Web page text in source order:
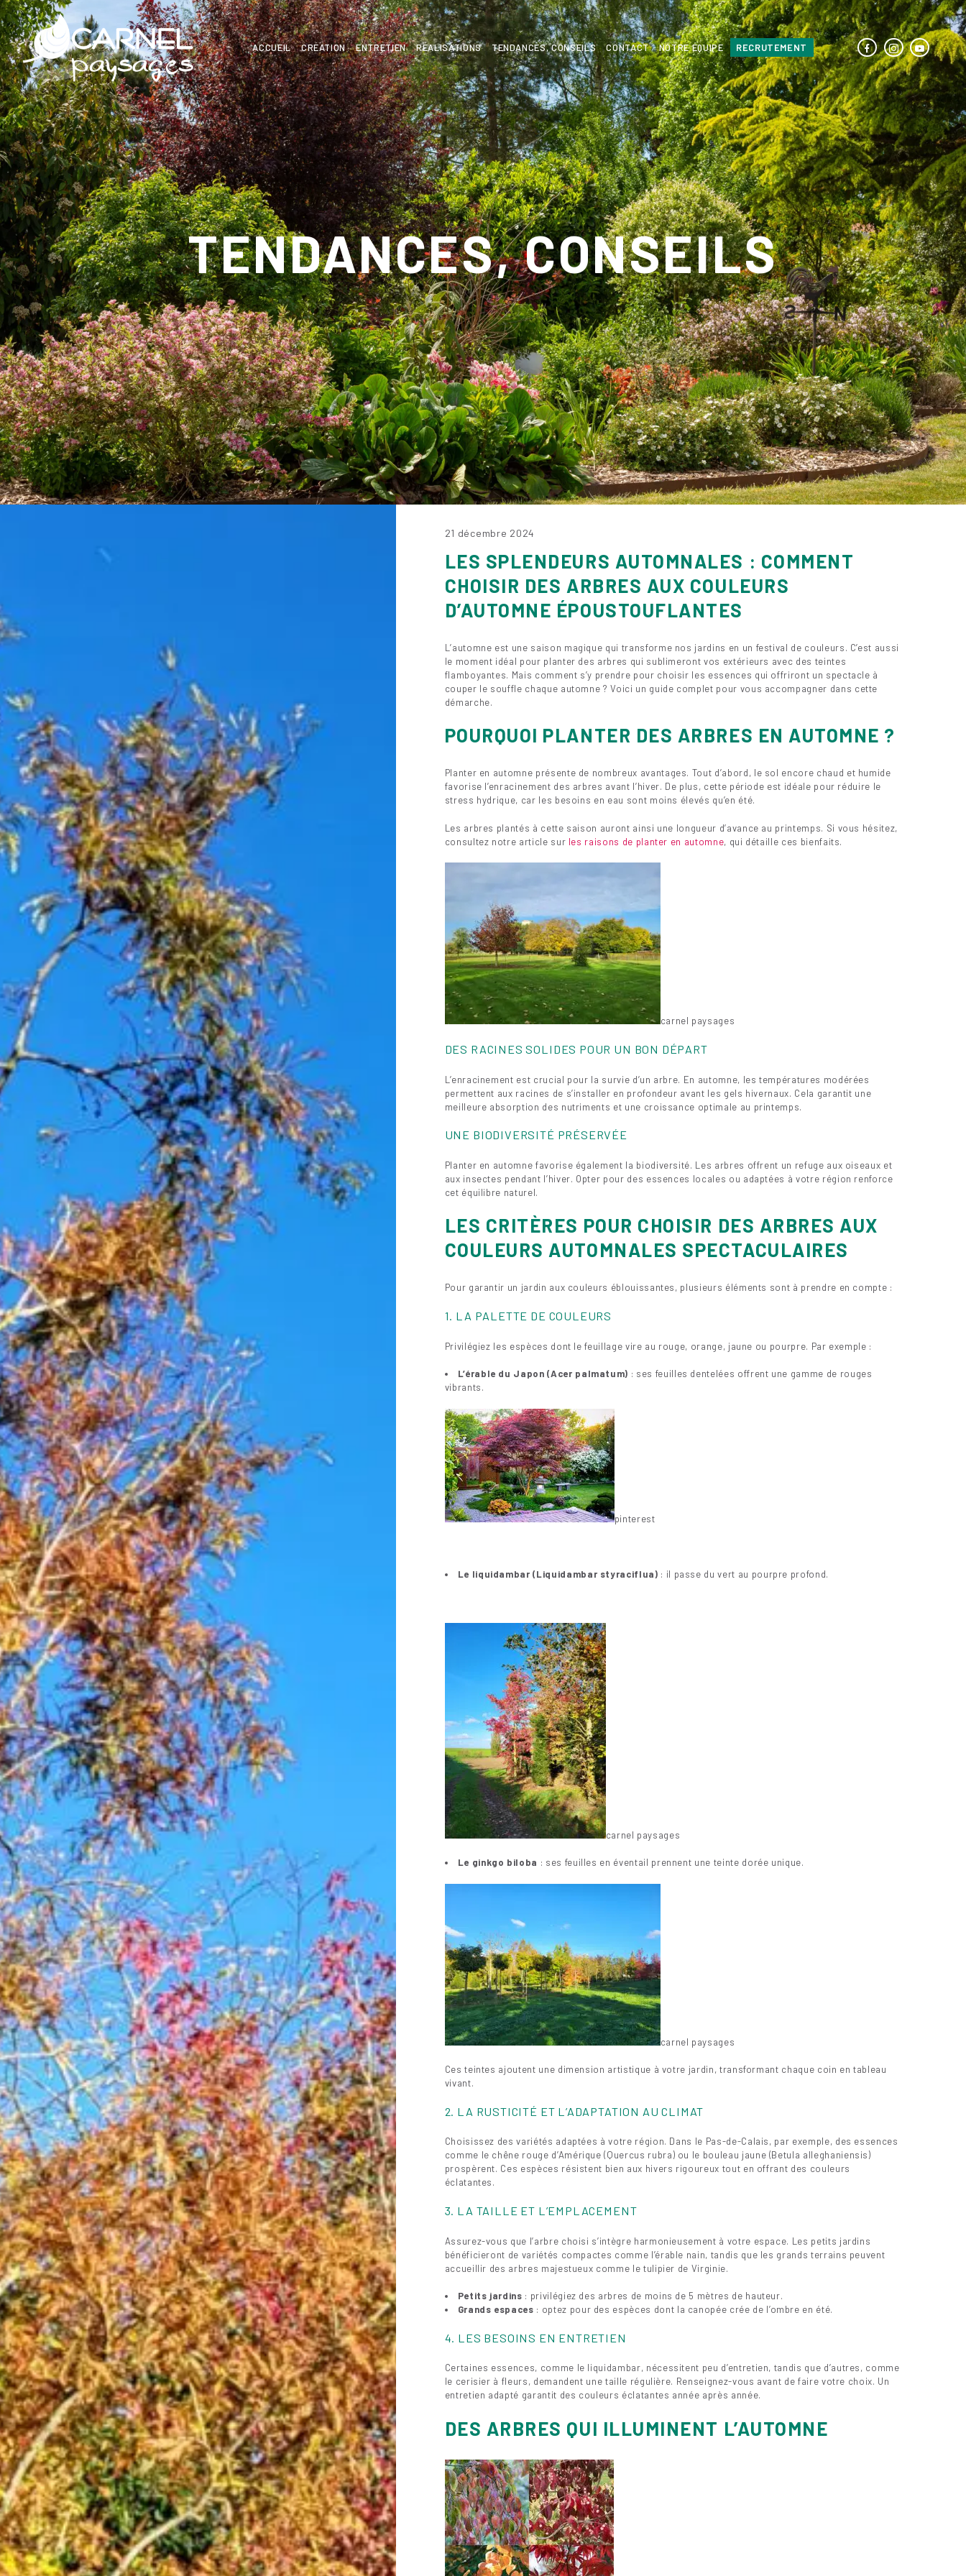
ACCUEIL CRÉATION ENTRETIEN RÉALISATIONS TENDANCES, CONSEILS CONTACT NOTRE ÉQUIPE RECRUTEMENT
TENDANCES, CONSEILS
21 décembre 2024
LES SPLENDEURS AUTOMNALES : COMMENT
CHOISIR DES ARBRES AUX COULEURS
D’AUTOMNE ÉPOUSTOUFLANTES
L’automne est une saison magique qui transforme nos jardins en un festival de couleurs. C’est aussi
le moment idéal pour planter des arbres qui sublimeront vos extérieurs avec des teintes
flamboyantes. Mais comment s’y prendre pour choisir les essences qui offriront un spectacle à
couper le souffle chaque automne ? Voici un guide complet pour vous accompagner dans cette
démarche.
POURQUOI PLANTER DES ARBRES EN AUTOMNE ?
Planter en automne présente de nombreux avantages. Tout d’abord, le sol encore chaud et humide
favorise l’enracinement des arbres avant l’hiver. De plus, cette période est idéale pour réduire le
stress hydrique, car les besoins en eau sont moins élevés qu’en été.
Les arbres plantés à cette saison auront ainsi une longueur d’avance au printemps. Si vous hésitez,
consultez notre article sur les raisons de planter en automne, qui détaille ces bienfaits.
carnel paysages
DES RACINES SOLIDES POUR UN BON DÉPART
L’enracinement est crucial pour la survie d’un arbre. En automne, les températures modérées
permettent aux racines de s’installer en profondeur avant les gels hivernaux. Cela garantit une
meilleure absorption des nutriments et une croissance optimale au printemps.
UNE BIODIVERSITÉ PRÉSERVÉE
Planter en automne favorise également la biodiversité. Les arbres offrent un refuge aux oiseaux et
aux insectes pendant l’hiver. Opter pour des essences locales ou adaptées à votre région renforce
cet équilibre naturel.
LES CRITÈRES POUR CHOISIR DES ARBRES AUX
COULEURS AUTOMNALES SPECTACULAIRES
Pour garantir un jardin aux couleurs éblouissantes, plusieurs éléments sont à prendre en compte :
1. LA PALETTE DE COULEURS
Privilégiez les espèces dont le feuillage vire au rouge, orange, jaune ou pourpre. Par exemple :
L’érable du Japon (Acer palmatum) : ses feuilles dentelées offrent une gamme de rouges
vibrants.
pinterest
Le liquidambar (Liquidambar styraciflua) : il passe du vert au pourpre profond.
carnel paysages
Le ginkgo biloba : ses feuilles en éventail prennent une teinte dorée unique.
carnel paysages
Ces teintes ajoutent une dimension artistique à votre jardin, transformant chaque coin en tableau
vivant.
2. LA RUSTICITÉ ET L’ADAPTATION AU CLIMAT
Choisissez des variétés adaptées à votre région. Dans le Pas-de-Calais, par exemple, des essences
comme le chêne rouge d’Amérique (Quercus rubra) ou le bouleau jaune (Betula alleghaniensis)
prospèrent. Ces espèces résistent bien aux hivers rigoureux tout en offrant des couleurs
éclatantes.
3. LA TAILLE ET L’EMPLACEMENT
Assurez-vous que l’arbre choisi s’intègre harmonieusement à votre espace. Les petits jardins
bénéficieront de variétés compactes comme l’érable nain, tandis que les grands terrains peuvent
accueillir des arbres majestueux comme le tulipier de Virginie.
Petits jardins : privilégiez des arbres de moins de 5 mètres de hauteur.
Grands espaces : optez pour des espèces dont la canopée crée de l’ombre en été.
4. LES BESOINS EN ENTRETIEN
Certaines essences, comme le liquidambar, nécessitent peu d’entretien, tandis que d’autres, comme
le cerisier à fleurs, demandent une taille régulière. Renseignez-vous avant de faire votre choix. Un
entretien adapté garantit des couleurs éclatantes année après année.
DES ARBRES QUI ILLUMINENT L’AUTOMNE